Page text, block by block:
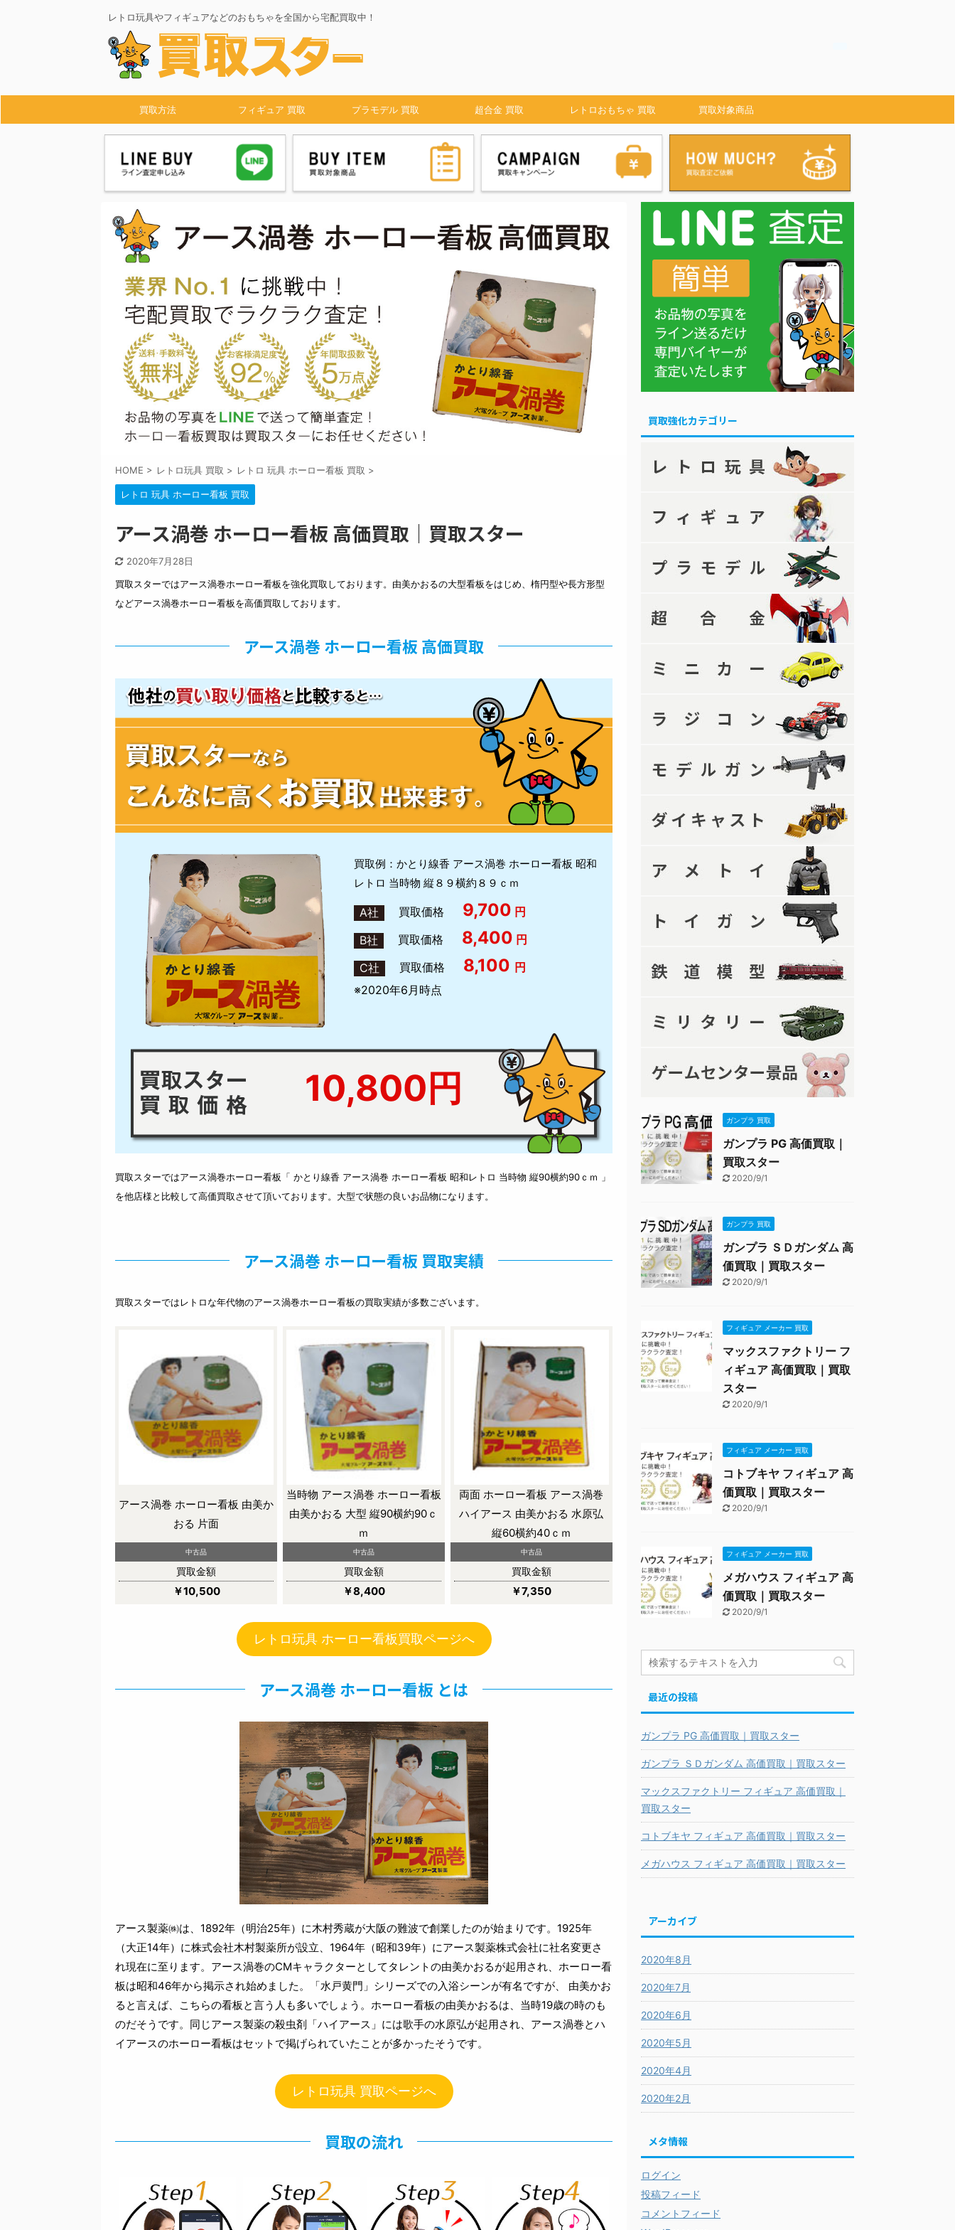
レトロ玩具やフィギュアなどのおもちゃを全国から宅配買取中！
買取方法 フィギュア 買取 プラモデル 買取 超合金 買取 レトロおもちゃ 買取 買取対象商品
HOME > レトロ玩具 買取 > レトロ 玩具 ホーロー看板 買取 >
レトロ 玩具 ホーロー看板 買取
アース渦巻 ホーロー看板 高価買取｜買取スター
2020年7月28日
買取スターではアース渦巻ホーロー看板を強化買取しております。由美かおるの大型看板をはじめ、楕円型や長方形型
などアース渦巻ホーロー看板を高価買取しております。
アース渦巻 ホーロー看板 高価買取
買取例：かとり線香 アース渦巻 ホーロー看板 昭和
レトロ 当時物 縦８９横約８９ｃｍ
A社 買取価格 9,700 円
B社
買取価格 8,400 円
C社
買取価格 8,100 円
※2020年6月時点
10,800円
買取スターではアース渦巻ホーロー看板「 かとり線香 アース渦巻 ホーロー看板 昭和レトロ 当時物 縦90横約90ｃｍ 」
を他店様と比較して高価買取させて頂いております。大型で状態の良いお品物になります。
アース渦巻 ホーロー看板 買取実績
買取スターではレトロな年代物のアース渦巻ホーロー看板の買取実績が多数ございます。
アース渦巻 ホーロー看板 由美か
おる 片面
中古品
買取金額
￥10,500
当時物 アース渦巻 ホーロー看板
由美かおる 大型 縦90横約90ｃ
ｍ
中古品
買取金額
￥8,400
両面 ホーロー看板 アース渦巻
ハイアース 由美かおる 水原弘
縦60横約40ｃｍ
中古品
買取金額
￥7,350
レトロ玩具 ホーロー看板買取ページへ
アース渦巻 ホーロー看板 とは
アース製薬㈱は、1892年（明治25年）に木村秀蔵が大阪の難波で創業したのが始まりです。1925年
（大正14年）に株式会社木村製薬所が設立、1964年（昭和39年）にアース製薬株式会社に社名変更さ
れ現在に至ります。アース渦巻のCMキャラクターとしてタレントの由美かおるが起用され、ホーロー看
板は昭和46年から掲示され始めました。「水戸黄門」シリーズでの入浴シーンが有名ですが、 由美かお
ると言えば、こちらの看板と言う人も多いでしょう。ホーロー看板の由美かおるは、当時19歳の時のも
のだそうです。同じアース製薬の殺虫剤「ハイアース」には歌手の水原弘が起用され、アース渦巻とハ
イアースのホーロー看板はセットで掲げられていたことが多かったそうです。
レトロ玩具 買取ページへ
買取の流れ
買取強化カテゴリー
ガンプラ 買取
ガンプラ PG 高価買取｜
買取スター
2020/9/1
ガンプラ 買取
ガンプラ ＳＤガンダム 高
価買取｜買取スター
2020/9/1
フィギュア メーカー 買取
マックスファクトリー フ
ィギュア 高価買取｜買取
スター
2020/9/1
フィギュア メーカー 買取
コトブキヤ フィギュア 高
価買取｜買取スター
2020/9/1
フィギュア メーカー 買取
メガハウス フィギュア 高
価買取｜買取スター
2020/9/1
最近の投稿
ガンプラ PG 高価買取｜買取スター
ガンプラ ＳＤガンダム 高価買取｜買取スター
マックスファクトリー フィギュア 高価買取｜
買取スター
コトブキヤ フィギュア 高価買取｜買取スター
メガハウス フィギュア 高価買取｜買取スター
アーカイブ
2020年8月
2020年7月
2020年6月
2020年5月
2020年4月
2020年2月
メタ情報
ログイン
投稿フィード
コメントフィード